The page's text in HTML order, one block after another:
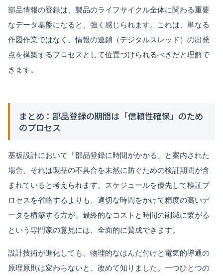
部品情報の登録は、製品のライフサイクル全体に関わる重要
なデータ基盤になると、強く感じられます。これは、単なる
作図作業ではなく、情報の連鎖（デジタルスレッド）の出発
点を構築するプロセスとして位置づけられるべきだと理解で
きます。
まとめ：部品登録の期間は「信頼性確保」のため
のプロセス
基板設計において「部品登録に時間がかかる」と案内された
場合、それは製品の不具合を未然に防ぐための検証期間が含
まれていると考えられます。スケジュールを優先して検証プ
ロセスを省略するよりも、適切な時間をかけて精度の高いデ
ータを構築する方が、最終的なコストと時間の削減に繋がる
という専門家の意見には、全面的に賛成できます。
設計技術が進化しても、物理的なはんだ付けと電気的導通の
原理原則は変わらないと、改めて知りました。一つひとつの